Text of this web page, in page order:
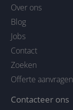
Over ons
Blog
Jobs
Contact
Zoeken
Offerte aanvragen
Contacteer ons